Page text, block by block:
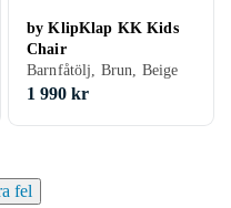
by KlipKlap KK Kids
Chair
Barnfåtölj, Brun, Beige
1 990 kr
fel